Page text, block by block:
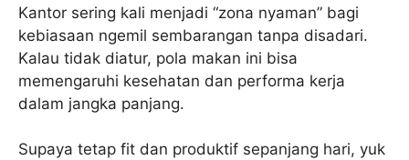
Kantor sering kali menjadi “zona nyaman” bagi
kebiasaan ngemil sembarangan tanpa disadari.
Kalau tidak diatur, pola makan ini bisa
memengaruhi kesehatan dan performa kerja
dalam jangka panjang.
Supaya tetap fit dan produktif sepanjang hari, yuk